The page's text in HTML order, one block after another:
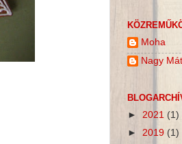
Moha
Nagy
► 2021 (1)
► 2019 (1)